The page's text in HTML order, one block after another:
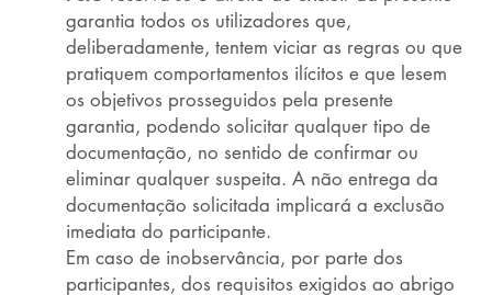
garantia todos os utilizadores que,
deliberadamente, tentem viciar as regras ou que
pratiquem comportamentos ilícitos e que lesem
os objetivos prosseguidos pela presente
garantia, podendo solicitar qualquer tipo de
documentação, no sentido de confirmar ou
eliminar qualquer suspeita. A não entrega da
documentação solicitada implicará a exclusão
imediata do participante.
Em caso de inobservância, por parte dos
participantes, dos requisitos exigidos ao abrigo